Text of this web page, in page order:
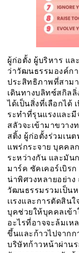
ผู้ก่อตั้ง ผู้บริหาร แล
ว่าวัฒนธรรมองค์
ประสิทธิภาพที่สาม
เดินทางบลิทซ์สกิล
ได้เป็นสิ่งที่เลือกได้
ระทำที่รุนแรงและ
สลัวจะเข้ามาขวาง
สติ้ง ผู้ก่อตั้งร่วมเน
แพร่กระจาย บุคคล
ระหว่างกัน และมัน
มาร์ค ซัคเคอร์เบิร
น่าพิศวงหลายอย่า
วัฒนธรรมรวมเป็น
เเรงและการตัดสิน
บุคช่วยให้บุคคลเข้า
อะไรที่อาจจะล้มเห
ขึ้นและก้าวไปจากก
บริษัทก้าวหน้าผ่าน